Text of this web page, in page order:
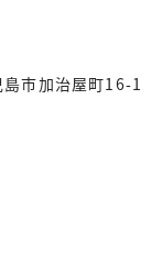
市加治屋町16-1